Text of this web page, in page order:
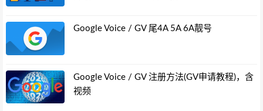
Google Voice / GV 尾4A 5A 6A靓号
Google Voice / GV 注册方法(GV申请教程)，含
视频